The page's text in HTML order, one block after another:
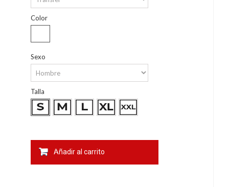
Color
Sexo
Talla
Añadir al carrito